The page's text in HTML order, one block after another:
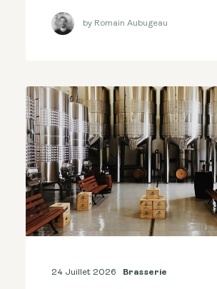
by Romain Aubugeau
24 Juillet 2026 Brasserie